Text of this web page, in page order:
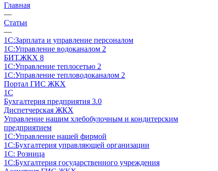
Главная
—
Статьи
—
1С:Зарплата и управление персоналом
1С:Управление водоканалом 2
БИТ.ЖКХ 8
1С:Управление теплосетью 2
1С:Управление тепловодоканалом 2
Портал ГИС ЖКХ
1С
Бухгалтерия предприятия 3.0
Диспетчерская ЖКХ
Управление нашим хлебобулочным и кондитерским
предприятием
1С:Управление нашей фирмой
1С:Бухгалтерия управляющей организации
1С: Розница
1С:Бухгалтерия государственного учреждения